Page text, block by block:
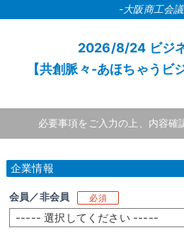
-大阪商工会
2026/8/24 ビジ
【共創脈々-あほちゃうビ
必要事項をご入力の上、内容確
企業情報
会員／非会員 必須